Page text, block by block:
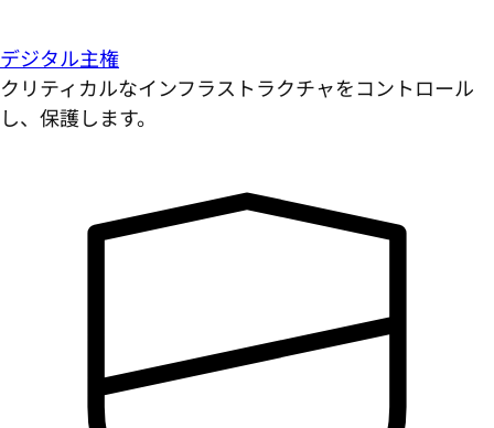
デジタル主権
クリティカルなインフラストラクチャをコントロール
し、保護します。